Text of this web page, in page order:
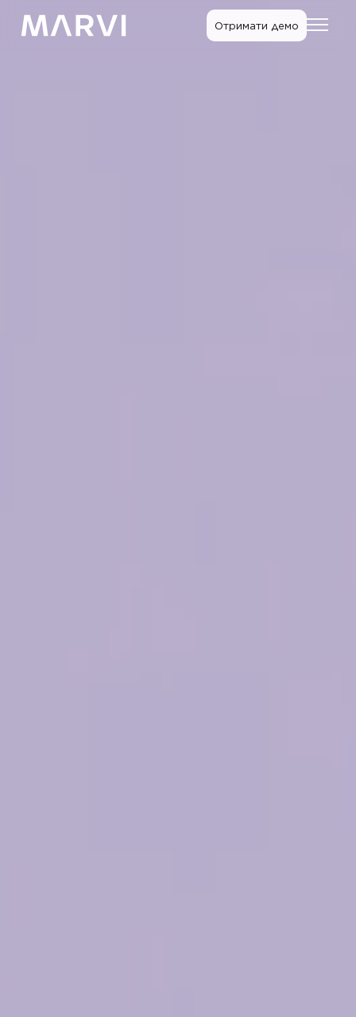
Отримати демо